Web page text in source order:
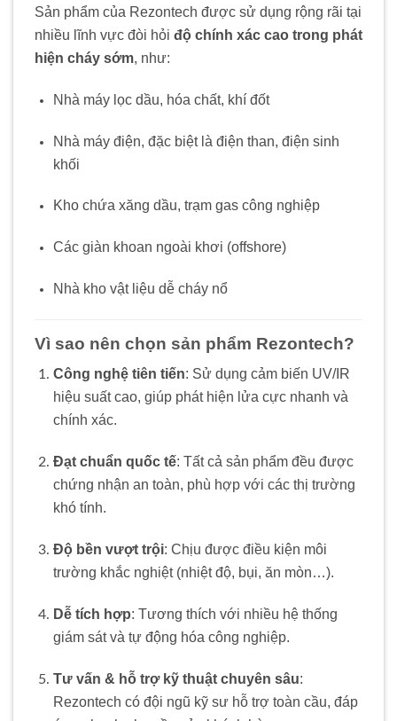
Sản phẩm của Rezontech được sử dụng rộng rãi tại
nhiều lĩnh vực đòi hỏi độ chính xác cao trong phát
hiện cháy sớm, như:
Nhà máy lọc dầu, hóa chất, khí đốt
Nhà máy điện, đặc biệt là điện than, điện sinh
khối
Kho chứa xăng dầu, trạm gas công nghiệp
Các giàn khoan ngoài khơi (offshore)
Nhà kho vật liệu dễ cháy nổ
Vì sao nên chọn sản phẩm Rezontech?
Công nghệ tiên tiến: Sử dụng cảm biến UV/IR
hiệu suất cao, giúp phát hiện lửa cực nhanh và
chính xác.
Đạt chuẩn quốc tế: Tất cả sản phẩm đều được
chứng nhận an toàn, phù hợp với các thị trường
khó tính.
Độ bền vượt trội: Chịu được điều kiện môi
trường khắc nghiệt (nhiệt độ, bụi, ăn mòn…).
Dễ tích hợp: Tương thích với nhiều hệ thống
giám sát và tự động hóa công nghiệp.
Tư vấn & hỗ trợ kỹ thuật chuyên sâu:
Rezontech có đội ngũ kỹ sư hỗ trợ toàn cầu, đáp